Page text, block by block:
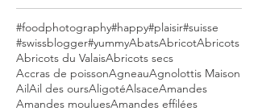
#foodphotography#happy#plaisir#suisse
#swissblogger#yummyAbatsAbricotAbricots
Abricots du ValaisAbricots secs
Accras de poissonAgneauAgnolottis Maison
AilAil des oursAligotéAlsaceAmandes
Amandes mouluesAmandes effilées